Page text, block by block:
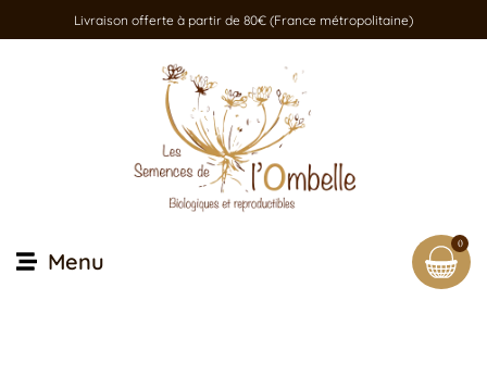
Livraison offerte à partir de 80€ (France métropolitaine)
Menu
0